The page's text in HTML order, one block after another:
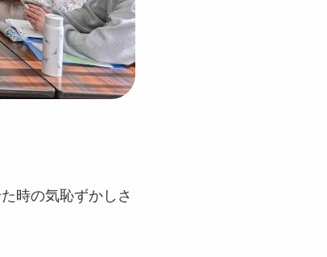
時の気恥ずかしさ